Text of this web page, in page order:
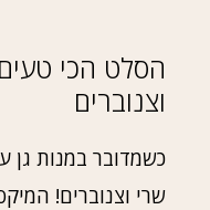
הסלט הכי
וצנוברים
כשמדובר במנות גן
שרי וצנוברים!